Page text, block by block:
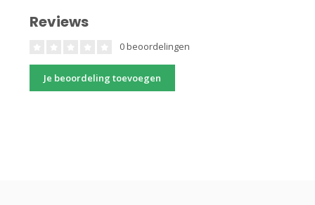
Reviews
0 beoordelingen
Je beoordeling toevoegen